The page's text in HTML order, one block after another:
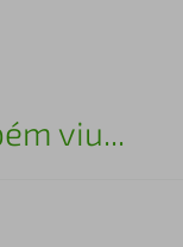
viu...